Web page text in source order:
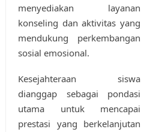
menyediakan layanan
konseling dan aktivitas yang
mendukung perkembangan
sosial emosional.
Kesejahteraan siswa
dianggap sebagai pondasi
utama untuk mencapai
prestasi yang berkelanjutan